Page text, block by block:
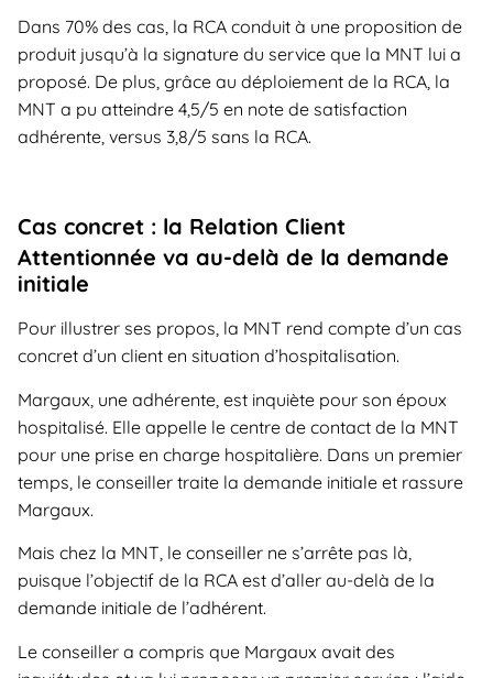
Dans 70% des cas, la RCA conduit à une proposition de
produit jusqu’à la signature du service que la MNT lui a
proposé. De plus, grâce au déploiement de la RCA, la
MNT a pu atteindre 4,5/5 en note de satisfaction
adhérente, versus 3,8/5 sans la RCA.
Cas concret : la Relation Client
Attentionnée va au-delà de la demande
initiale
Pour illustrer ses propos, la MNT rend compte d’un cas
concret d’un client en situation d’hospitalisation.
Margaux, une adhérente, est inquiète pour son époux
hospitalisé. Elle appelle le centre de contact de la MNT
pour une prise en charge hospitalière. Dans un premier
temps, le conseiller traite la demande initiale et rassure
Margaux.
Mais chez la MNT, le conseiller ne s’arrête pas là,
puisque l’objectif de la RCA est d’aller au-delà de la
demande initiale de l’adhérent.
Le conseiller a compris que Margaux avait des